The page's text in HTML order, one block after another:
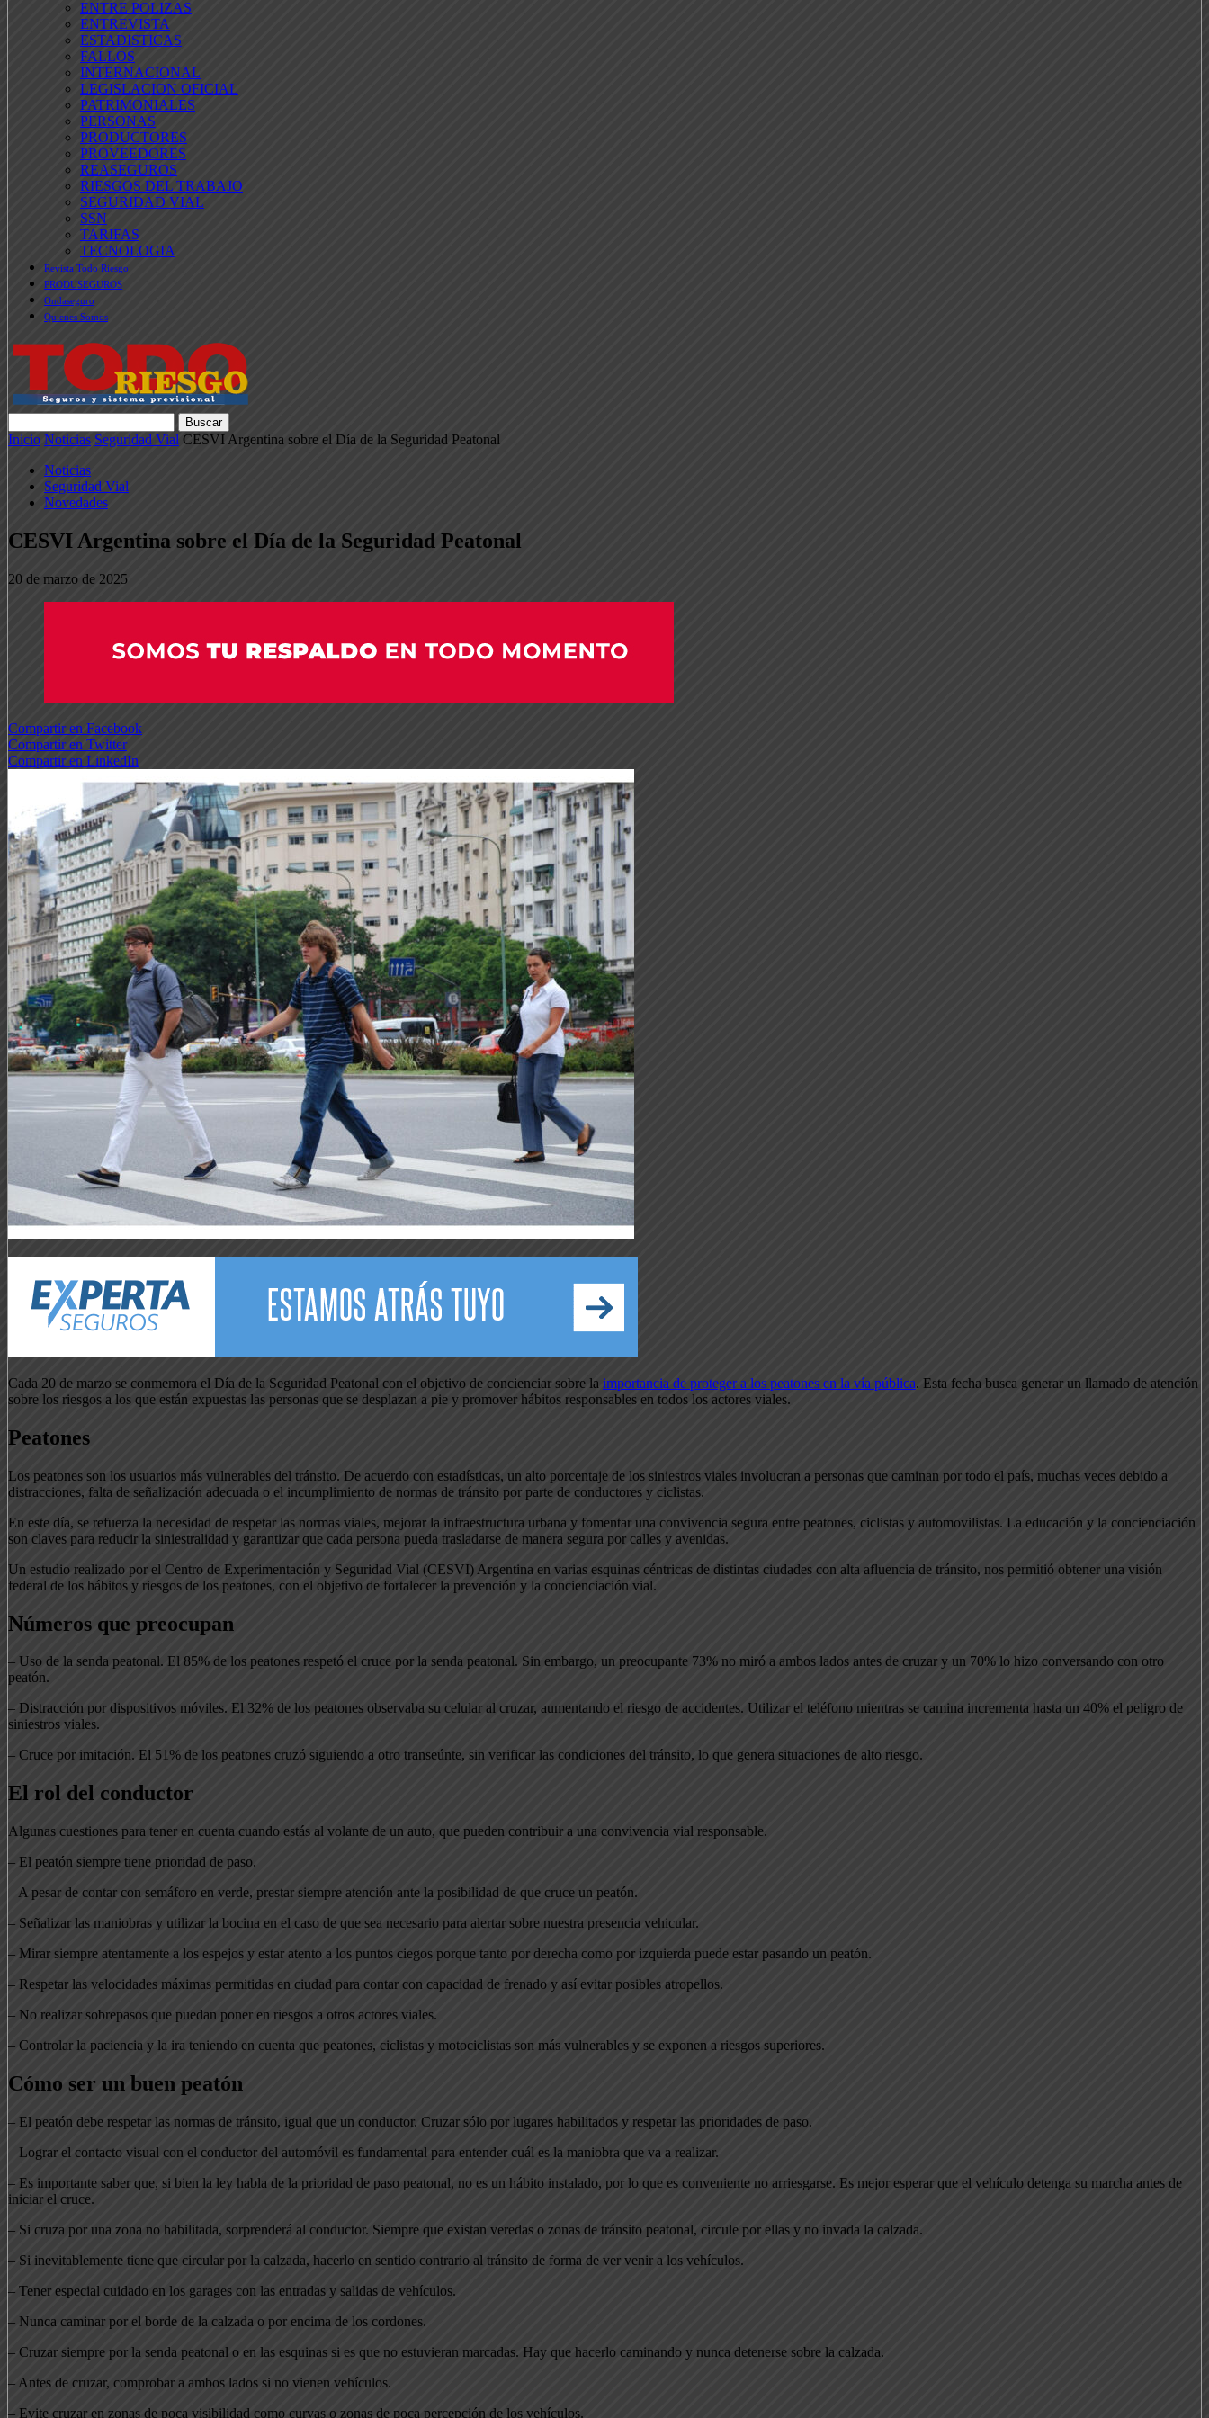
ENTRE POLIZAS
ENTREVISTA
ESTADISTICAS
FALLOS
INTERNACIONAL
LEGISLACION OFICIAL
PATRIMONIALES
PERSONAS
PRODUCTORES
PROVEEDORES
REASEGUROS
RIESGOS DEL TRABAJO
SEGURIDAD VIAL
SSN
TARIFAS
TECNOLOGIA
Revista Todo Riesgo
PRODUSEGUROS
Ondaseguro
Quienes Somos
Inicio Noticias Seguridad Vial CESVI Argentina sobre el Día de la Seguridad Peatonal
Noticias
Seguridad Vial
Novedades
CESVI Argentina sobre el Día de la Seguridad Peatonal
20 de marzo de 2025
Compartir en Facebook
Compartir en Twitter
Compartir en LinkedIn
Cada 20 de marzo se conmemora el Día de la Seguridad Peatonal con el objetivo de concienciar sobre la importancia de proteger a los peatones en la vía pública. Esta fecha busca generar un llamado de atención
sobre los riesgos a los que están expuestas las personas que se desplazan a pie y promover hábitos responsables en todos los actores viales.
Peatones
Los peatones son los usuarios más vulnerables del tránsito. De acuerdo con estadísticas, un alto porcentaje de los siniestros viales involucran a personas que caminan por todo el país, muchas veces debido a
distracciones, falta de señalización adecuada o el incumplimiento de normas de tránsito por parte de conductores y ciclistas.
En este día, se refuerza la necesidad de respetar las normas viales, mejorar la infraestructura urbana y fomentar una convivencia segura entre peatones, ciclistas y automovilistas. La educación y la concienciación
son claves para reducir la siniestralidad y garantizar que cada persona pueda trasladarse de manera segura por calles y avenidas.
Un estudio realizado por el Centro de Experimentación y Seguridad Vial (CESVI) Argentina en varias esquinas céntricas de distintas ciudades con alta afluencia de tránsito, nos permitió obtener una visión
federal de los hábitos y riesgos de los peatones, con el objetivo de fortalecer la prevención y la concienciación vial.
Números que preocupan
– Uso de la senda peatonal. El 85% de los peatones respetó el cruce por la senda peatonal. Sin embargo, un preocupante 73% no miró a ambos lados antes de cruzar y un 70% lo hizo conversando con otro
peatón.
– Distracción por dispositivos móviles. El 32% de los peatones observaba su celular al cruzar, aumentando el riesgo de accidentes. Utilizar el teléfono mientras se camina incrementa hasta un 40% el peligro de
siniestros viales.
– Cruce por imitación. El 51% de los peatones cruzó siguiendo a otro transeúnte, sin verificar las condiciones del tránsito, lo que genera situaciones de alto riesgo.
El rol del conductor
Algunas cuestiones para tener en cuenta cuando estás al volante de un auto, que pueden contribuir a una convivencia vial responsable.
– El peatón siempre tiene prioridad de paso.
– A pesar de contar con semáforo en verde, prestar siempre atención ante la posibilidad de que cruce un peatón.
– Señalizar las maniobras y utilizar la bocina en el caso de que sea necesario para alertar sobre nuestra presencia vehicular.
– Mirar siempre atentamente a los espejos y estar atento a los puntos ciegos porque tanto por derecha como por izquierda puede estar pasando un peatón.
– Respetar las velocidades máximas permitidas en ciudad para contar con capacidad de frenado y así evitar posibles atropellos.
– No realizar sobrepasos que puedan poner en riesgos a otros actores viales.
– Controlar la paciencia y la ira teniendo en cuenta que peatones, ciclistas y motociclistas son más vulnerables y se exponen a riesgos superiores.
Cómo ser un buen peatón
– El peatón debe respetar las normas de tránsito, igual que un conductor. Cruzar sólo por lugares habilitados y respetar las prioridades de paso.
– Lograr el contacto visual con el conductor del automóvil es fundamental para entender cuál es la maniobra que va a realizar.
– Es importante saber que, si bien la ley habla de la prioridad de paso peatonal, no es un hábito instalado, por lo que es conveniente no arriesgarse. Es mejor esperar que el vehículo detenga su marcha antes de
iniciar el cruce.
– Si cruza por una zona no habilitada, sorprenderá al conductor. Siempre que existan veredas o zonas de tránsito peatonal, circule por ellas y no invada la calzada.
– Si inevitablemente tiene que circular por la calzada, hacerlo en sentido contrario al tránsito de forma de ver venir a los vehículos.
– Tener especial cuidado en los garages con las entradas y salidas de vehículos.
– Nunca caminar por el borde de la calzada o por encima de los cordones.
– Cruzar siempre por la senda peatonal o en las esquinas si es que no estuvieran marcadas. Hay que hacerlo caminando y nunca detenerse sobre la calzada.
– Antes de cruzar, comprobar a ambos lados si no vienen vehículos.
– Evite cruzar en zonas de poca visibilidad como curvas o zonas de poca percepción de los vehículos.